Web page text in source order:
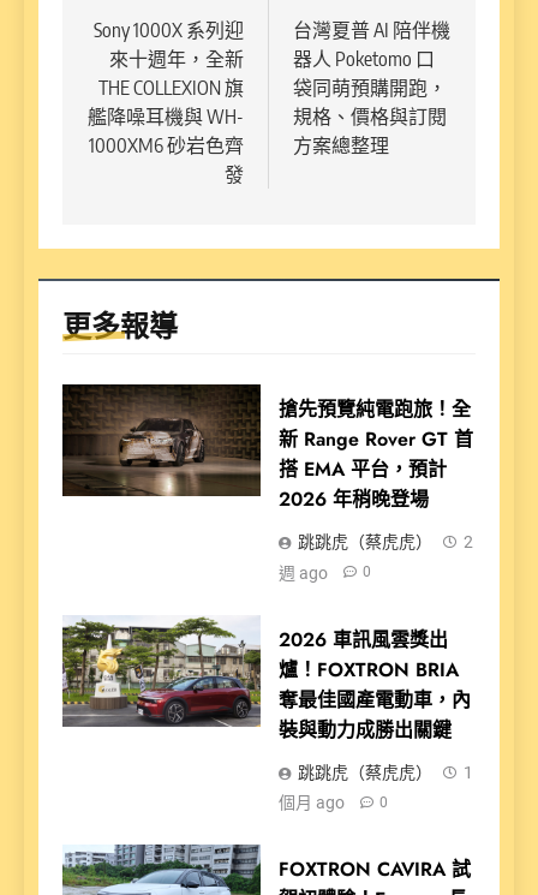
章
導
覽
Sony 1000X 系列迎
來十週年，全新
THE COLLEXION 旗
艦降噪耳機與 WH-
1000XM6 砂岩色齊
發
台灣夏普 AI 陪伴機
器人 Poketomo 口
袋同萌預購開跑，
規格、價格與訂閱
方案總整理
更多報導
搶先預覽純電跑旅！全
新 Range Rover GT 首
搭 EMA 平台，預計
2026 年稍晚登場
跳跳虎（蔡虎虎）
2
週 ago
0
2026 車訊風雲獎出
爐！FOXTRON BRIA
奪最佳國產電動車，內
裝與動力成勝出關鍵
跳跳虎（蔡虎虎）
1
個月 ago
0
FOXTRON CAVIRA 試